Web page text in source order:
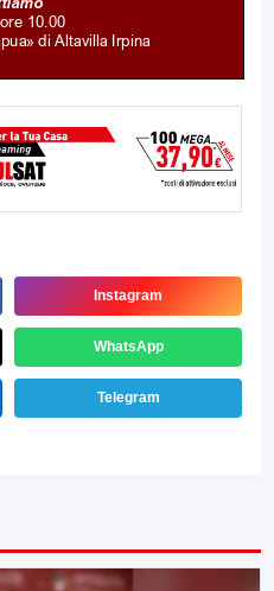
Instagram
WhatsApp
Telegram